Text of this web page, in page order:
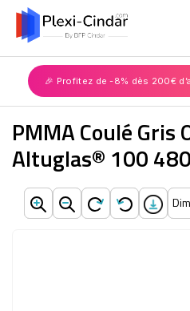
🎉 Profitez de -8% dès 200€
PMMA Coulé Gris
Altuglas® 100